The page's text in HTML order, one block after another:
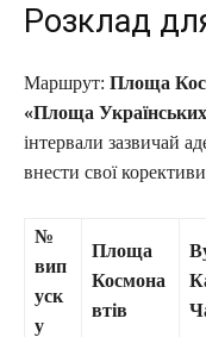
Розклад
Маршрут: Площа
«Площа Українських
інтервали зазвичай
внести свої
№
вип
уск
у
Площа
Космона
втів